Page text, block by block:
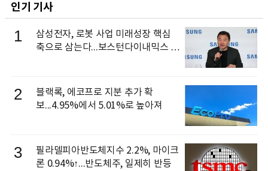
인기 기사
1
삼성전자, 로봇 사업 미래성장 핵심
축으로 삼는다...보스턴다이내믹스 출
2
블랙록, 에코프로 지분 추가 확
보...4.95%에서 5.01%로 높아져
3
필라델피아반도체지수 2.2%, 마이크
론 0.94%↑...반도체주, 일제히 반등